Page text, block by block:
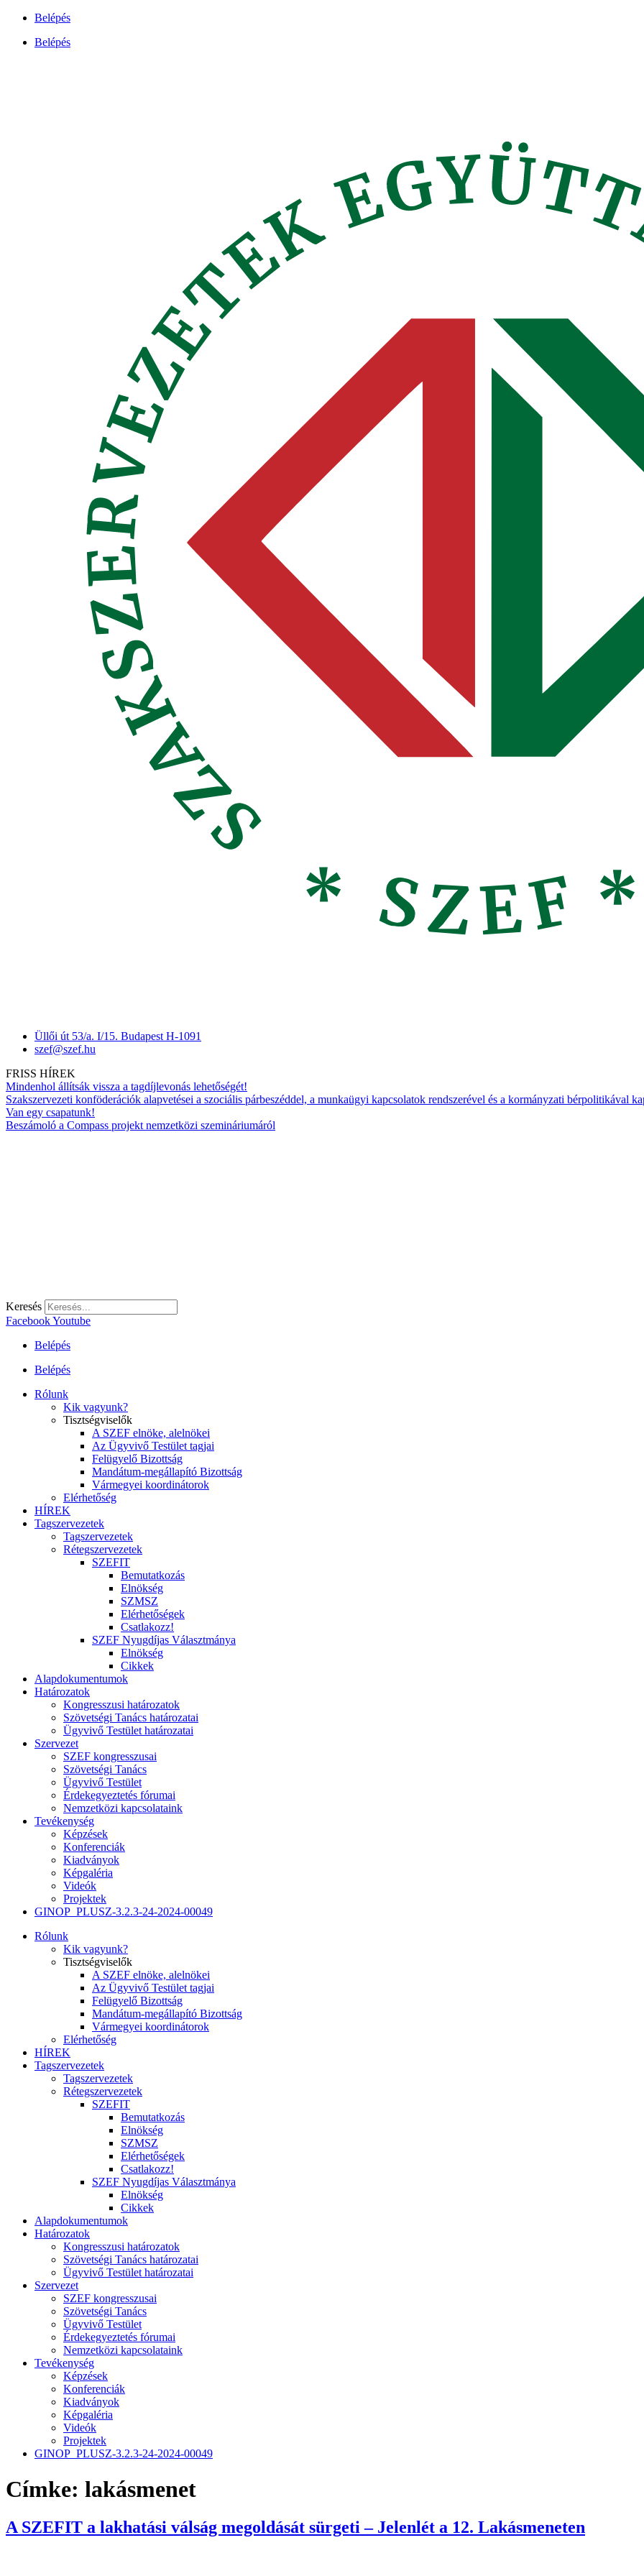
Ugrás
tartalomhoz
Belépés
Belépés
Üllői út 53/a. I/15. Budapest H-1091
szef@szef.hu
FRISS HÍREK
Mindenhol állítsák vissza a tagdíjlevonás lehetőségét!
Szakszervezeti konföderációk alapvetései a szociális párbeszéddel, a munkaügyi kapcsolatok rendszerével és a kormányzati bérpolitikával
Van egy csapatunk!
Beszámoló a Compass projekt nemzetközi szemináriumáról
Keresés
FacebookYoutube
Belépés
Belépés
Rólunk
Kik vagyunk?
Tisztségviselők
A SZEF elnöke, alelnökei
Az Ügyvivő Testület tagjai
Felügyelő Bizottság
Mandátum-megállapító Bizottság
Vármegyei koordinátorok
Elérhetőség
HÍREK
Tagszervezetek
Tagszervezetek
Rétegszervezetek
SZEFIT
Bemutatkozás
Elnökség
SZMSZ
Elérhetőségek
Csatlakozz!
SZEF Nyugdíjas Választmánya
Elnökség
Cikkek
Alapdokumentumok
Határozatok
Kongresszusi határozatok
Szövetségi Tanács határozatai
Ügyvivő Testület határozatai
Szervezet
SZEF kongresszusai
Szövetségi Tanács
Ügyvivő Testület
Érdekegyeztetés fórumai
Nemzetközi kapcsolataink
Tevékenység
Képzések
Konferenciák
Kiadványok
Képgaléria
Videók
Projektek
GINOP_PLUSZ-3.2.3-24-2024-00049
Rólunk
Kik vagyunk?
Tisztségviselők
A SZEF elnöke, alelnökei
Az Ügyvivő Testület tagjai
Felügyelő Bizottság
Mandátum-megállapító Bizottság
Vármegyei koordinátorok
Elérhetőség
HÍREK
Tagszervezetek
Tagszervezetek
Rétegszervezetek
SZEFIT
Bemutatkozás
Elnökség
SZMSZ
Elérhetőségek
Csatlakozz!
SZEF Nyugdíjas Választmánya
Elnökség
Cikkek
Alapdokumentumok
Határozatok
Kongresszusi határozatok
Szövetségi Tanács határozatai
Ügyvivő Testület határozatai
Szervezet
SZEF kongresszusai
Szövetségi Tanács
Ügyvivő Testület
Érdekegyeztetés fórumai
Nemzetközi kapcsolataink
Tevékenység
Képzések
Konferenciák
Kiadványok
Képgaléria
Videók
Projektek
GINOP_PLUSZ-3.2.3-24-2024-00049
Címke: lakásmenet
A SZEFIT a lakhatási válság megoldását sürgeti – Jelenlét a 12. Lakásmeneten